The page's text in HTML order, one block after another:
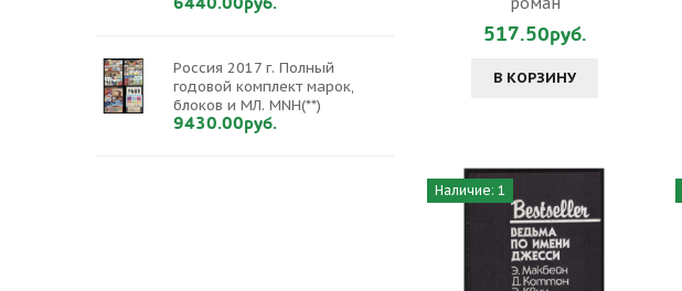
517.50руб.
В КОРЗИНУ
Наличие: 1
Россия 2017 г. Полный
годовой комплект марок,
блоков и МЛ. MNH(**)
9430.00руб.